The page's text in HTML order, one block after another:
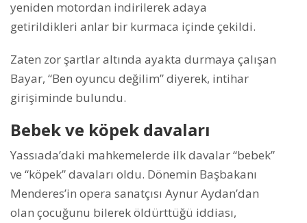
yeniden motordan indirilerek adaya
getirildikleri anlar bir kurmaca içinde çekildi.
Zaten zor şartlar altında ayakta durmaya çalışan
Bayar, “Ben oyuncu değilim” diyerek, intihar
girişiminde bulundu.
Bebek ve köpek davaları
Yassıada’daki mahkemelerde ilk davalar “bebek”
ve “köpek” davaları oldu. Dönemin Başbakanı
Menderes’in opera sanatçısı Aynur Aydan’dan
olan çocuğunu bilerek öldürttüğü iddiası,